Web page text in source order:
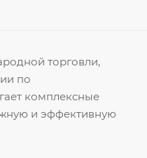
торговли,
по
комплексные
и эффективную